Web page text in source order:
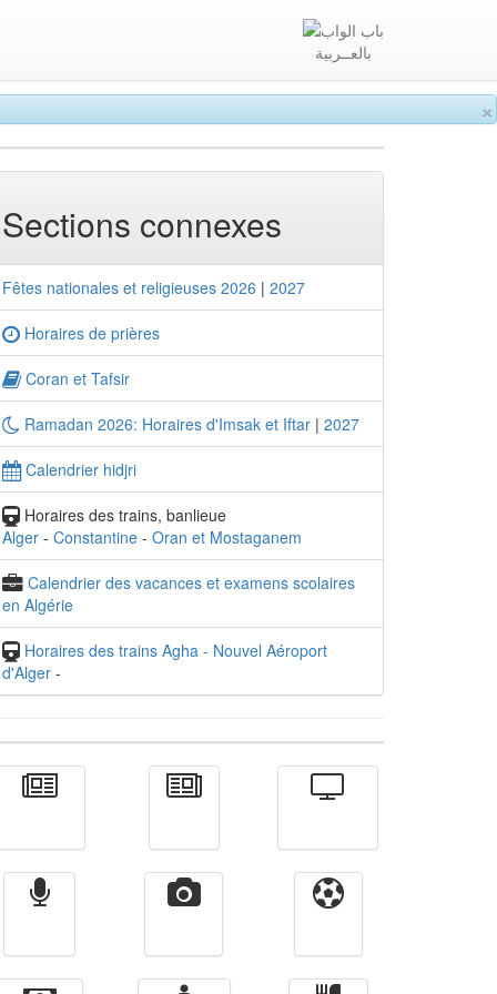
×
بالعــربية
Sections connexes
Fêtes nationales et religieuses 2026 | 2027
Horaires de prières
Coran et Tafsir
Ramadan 2026: Horaires d'Imsak et Iftar | 2027
Calendrier hidjri
Horaires des trains, banlieue
Alger - Constantine - Oran et Mostaganem
Calendrier des vacances et examens scolaires
en Algérie
Horaires des trains Agha - Nouvel Aéroport
d'Alger -